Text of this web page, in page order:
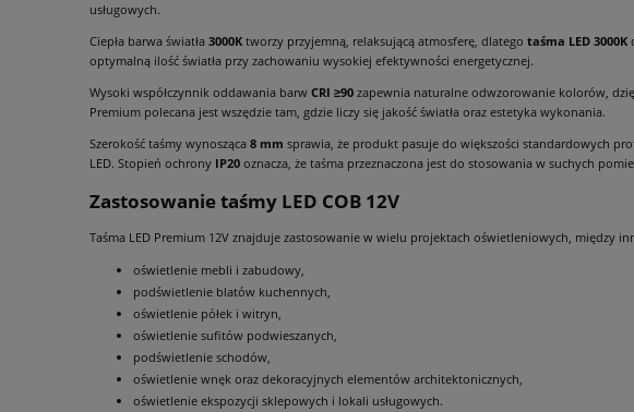
usługowych.
Ciepła barwa światła 3000K tworzy przyjemną, relaksującą atmosferę, dlatego taśma LED 3000K
optymalną ilość światła przy zachowaniu wysokiej efektywności energetycznej.
Wysoki współczynnik oddawania barw CRI ≥90 zapewnia naturalne odwzorowanie kolorów,
Premium polecana jest wszędzie tam, gdzie liczy się jakość światła oraz estetyka wykonania.
Szerokość taśmy wynosząca 8 mm sprawia, że produkt pasuje do większości standardowych
LED. Stopień ochrony IP20 oznacza, że taśma przeznaczona jest do stosowania w suchych
Zastosowanie taśmy LED COB 12V
Taśma LED Premium 12V znajduje zastosowanie w wielu projektach oświetleniowych, między
oświetlenie mebli i zabudowy,
podświetlenie blatów kuchennych,
oświetlenie półek i witryn,
oświetlenie sufitów podwieszanych,
podświetlenie schodów,
oświetlenie wnęk oraz dekoracyjnych elementów architektonicznych,
oświetlenie ekspozycji sklepowych i lokali usługowych.